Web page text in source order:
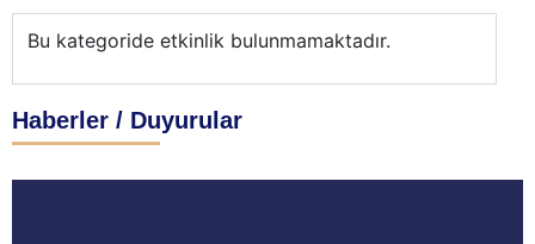
Bu kategoride etkinlik bulunmamaktadır.
Haberler / Duyurular